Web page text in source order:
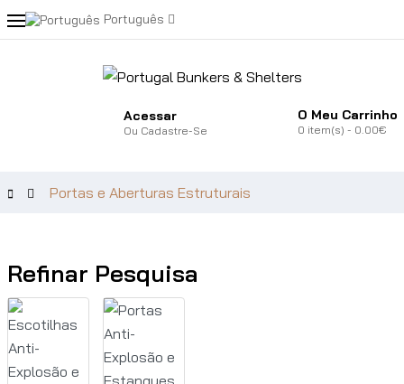
Português
Acessar
Ou Cadastre-Se
O Meu Carrinho
0 item(s) - 0.00€
Portas e Aberturas Estruturais
Refinar Pesquisa